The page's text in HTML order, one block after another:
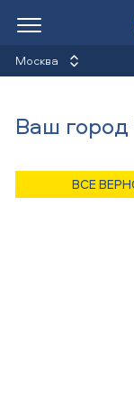
Москва
Категории
Ваш
ВСЕ